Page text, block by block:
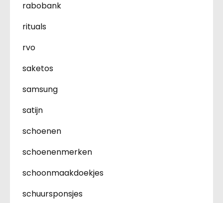
rabobank
rituals
rvo
saketos
samsung
satijn
schoenen
schoenenmerken
schoonmaakdoekjes
schuursponsjes